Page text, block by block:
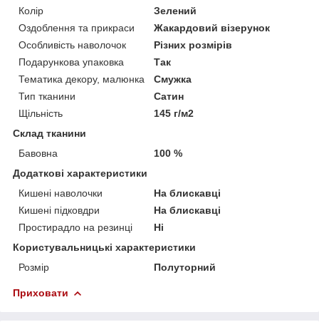
Колір
Зелений
Оздоблення та прикраси
Жакардовий візерунок
Особливість наволочок
Різних розмірів
Подарункова упаковка
Так
Тематика декору, малюнка
Смужка
Тип тканини
Сатин
Щільність
145 г/м2
Склад тканини
Бавовна
100 %
Додаткові характеристики
Кишені наволочки
На блискавці
Кишені підковдри
На блискавці
Простирадло на резинці
Ні
Користувальницькі характеристики
Розмір
Полуторний
Приховати